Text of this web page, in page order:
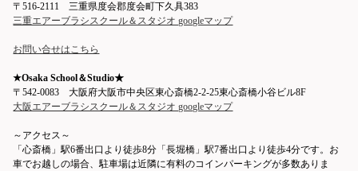
〒516-2111 三重県度会郡度会町下久具383
三重エアーブラシスクール＆スタジオ googleマップ
お問い合せはこちら
★Osaka School＆Studio★
〒542-0083 大阪府大阪市中央区東心斎橋2-2-25東心斎橋小谷ビル8F
大阪エアーブラシスクール＆スタジオ googleマップ
～アクセス～
「心斎橋」駅6番出口より徒歩8分「長堀橋」駅7番出口より徒歩4分です。お
車でお越しの場合、駐車場は近隣に有料のコインパーキングが多数ありま